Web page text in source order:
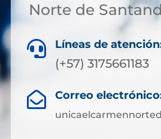
Norte de
 Líneas de
(+57) 3175661183
 Correo